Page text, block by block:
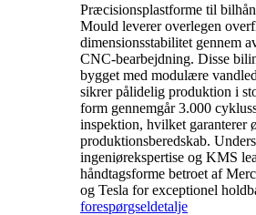
Præcisionsplastforme til
Mould leverer overlegen
dimensionsstabilitet gennem
CNC-bearbejdning. Disse
bygget med modulære
sikrer pålidelig produktion i
form gennemgår 3.000
inspektion, hvilket garanterer
produktionsberedskab.
ingeniørekspertise og KMS
håndtagsforme betroet af
og Tesla for exceptionel
forespørgseldetalje